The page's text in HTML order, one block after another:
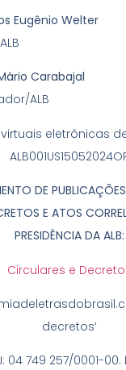
Eugênio Welter
Carabajal
ALB
eletrônicas
DE
E ATOS
PRESIDÊNCIA DA ALB:
Circulares e
decretos’
04 749 257/0001-